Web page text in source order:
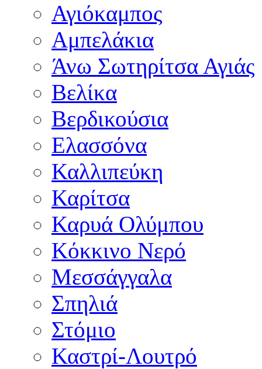
Αγιόκαμπος
Αμπελάκια
Άνω Σωτηρίτσα Αγιάς
Βελίκα
Βερδικούσια
Ελασσόνα
Καλλιπεύκη
Καρίτσα
Καρυά Ολύμπου
Κόκκινο Νερό
Μεσσάγγαλα
Σπηλιά
Στόμιο
Καστρί-Λουτρό